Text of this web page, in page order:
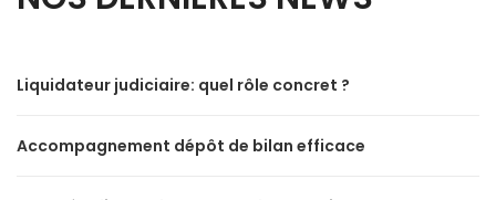
Liquidateur judiciaire: quel rôle concret ?
Accompagnement dépôt de bilan efficace